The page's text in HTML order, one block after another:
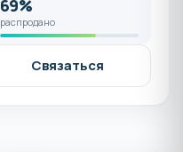
69%
распродано
Связаться